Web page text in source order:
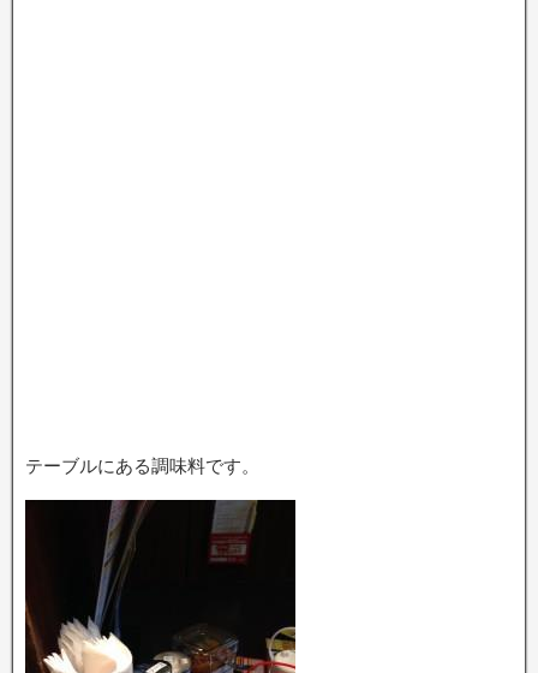
テーブルにある調味料です。